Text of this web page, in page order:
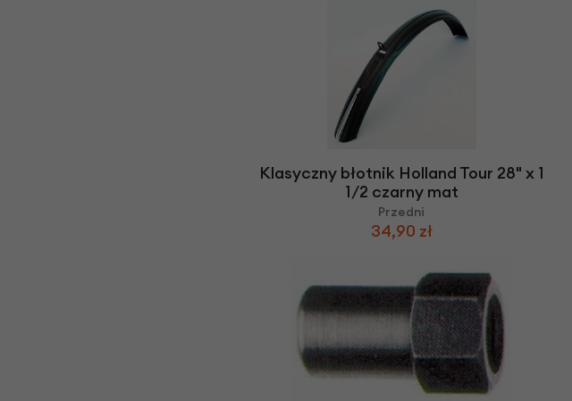
Klasyczny błotnik Holland Tour 28" x 1
1/2 czarny mat
Przedni
34,90 zł